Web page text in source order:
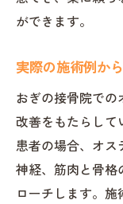
ができます。
実際の施術例か
おぎの接骨院で
改善をもたらして
患者の場合、オス
神経、筋肉と骨格
ローチします。施